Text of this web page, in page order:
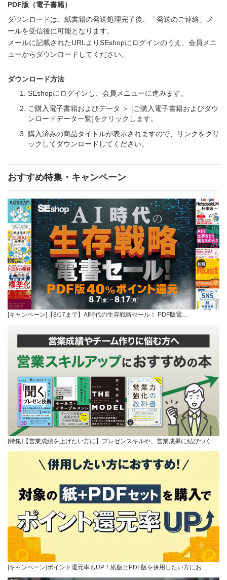
PDF版（電子書籍）
ダウンロードは、紙書籍の発送処理完了後、「発送のご連絡」メ
ールを受信後に可能となります。
メールに記載されたURLよりSEshopにログインのうえ、会員メニ
ューからダウンロードしてください。
ダウンロード方法
SEshopにログインし、会員メニューに進みます。
ご購入電子書籍およびデータ ＞ [ご購入電子書籍およびダウ
ンロードデータ一覧]をクリックします。
購入済みの商品タイトルが表示されますので、リンクをクリ
ックしてダウンロードしてください。
おすすめ特集・キャンペーン
[キャンペーン]【8/17まで】AI時代の生存戦略セール！ PDF版電…
[特集]【営業成績を上げたい方に】プレゼンスキルや、営業成果に結びつく…
[キャンペーン]ポイント還元率もUP！紙版とPDF版を併用したい方にお…